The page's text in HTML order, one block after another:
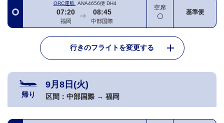
ORC運航 ANA4656便 DH4
07:20
福岡
08:45
中部国際
空席
基準便
行きのフライトを変更する
帰り
9月8日(火)
区間： 中部国際 → 福岡